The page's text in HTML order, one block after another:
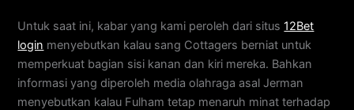
Untuk saat ini, kabar yang kami peroleh dari situs12Bet
login menyebutkan kalau sang Cottagers berniat untuk
memperkuat bagian sisi kanan dan kiri mereka. Bahkan
informasi yang diperoleh media olahraga asal Jerman
menyebutkan kalau Fulham tetap menaruh minat terhadap